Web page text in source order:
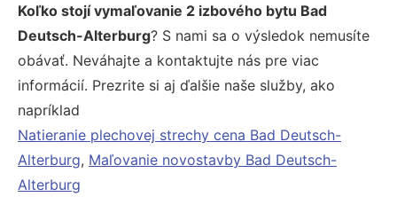
Koľko stojí vymaľovanie 2 izbového bytu Bad
Deutsch-Alterburg? S nami sa o výsledok nemusíte
obávať. Neváhajte a kontaktujte nás pre viac
informácií. Prezrite si aj ďalšie naše služby, ako
napríklad
Natieranie plechovej strechy cena Bad Deutsch-
Alterburg, Maľovanie novostavby Bad Deutsch-
Alterburg